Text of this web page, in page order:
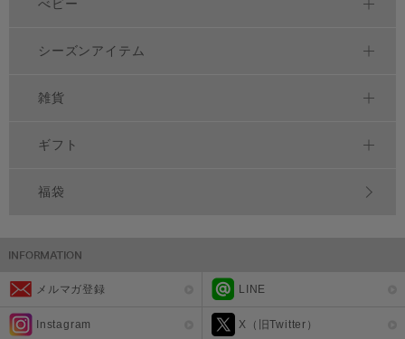
べビー
シーズンアイテム
雑貨
ギフト
福袋
メルマガ登録 LINE
Instagram X（旧Twitter）